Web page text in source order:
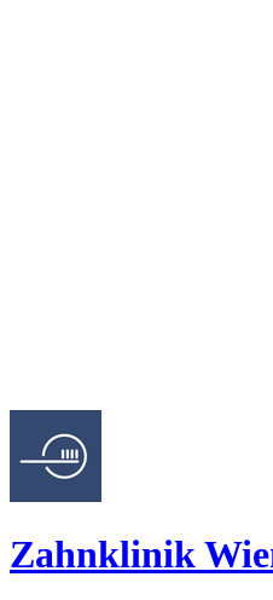
Zahnklinik